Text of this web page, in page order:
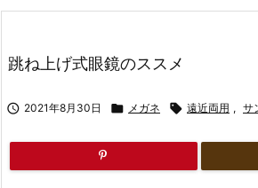
跳ね上げ式眼鏡のススメ
 2021年8月30日  メガネ  遠近両用 , サ